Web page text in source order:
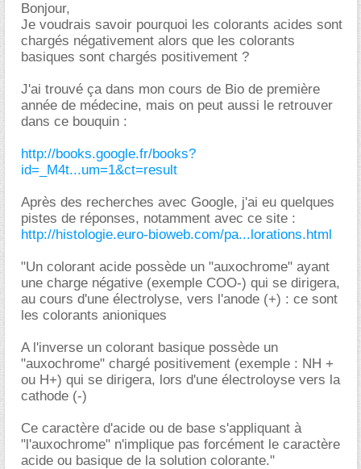
Bonjour,
Je voudrais savoir pourquoi les colorants acides sont
chargés négativement alors que les colorants
basiques sont chargés positivement ?
J'ai trouvé ça dans mon cours de Bio de première
année de médecine, mais on peut aussi le retrouver
dans ce bouquin :
http://books.google.fr/books?
id=_M4t...um=1&ct=result
Après des recherches avec Google, j'ai eu quelques
pistes de réponses, notamment avec ce site :
http://histologie.euro-bioweb.com/pa...lorations.html
"Un colorant acide possède un "auxochrome" ayant
une charge négative (exemple COO-) qui se dirigera,
au cours d'une électrolyse, vers l'anode (+) : ce sont
les colorants anioniques
A l'inverse un colorant basique possède un
"auxochrome" chargé positivement (exemple : NH +
ou H+) qui se dirigera, lors d'une électroloyse vers la
cathode (-)
Ce caractère d'acide ou de base s'appliquant à
"l'auxochrome" n'implique pas forcément le caractère
acide ou basique de la solution colorante."